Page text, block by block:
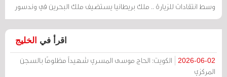
وسط انتقادات للزيارة .. ملك بريطانيا يستضيف ملك البحرين في وندسور
اقرأ في الخليج
2026-06-02
الكويت: الحاج موسى المسري شهيداً مظلومًا بالسجن
المركزي